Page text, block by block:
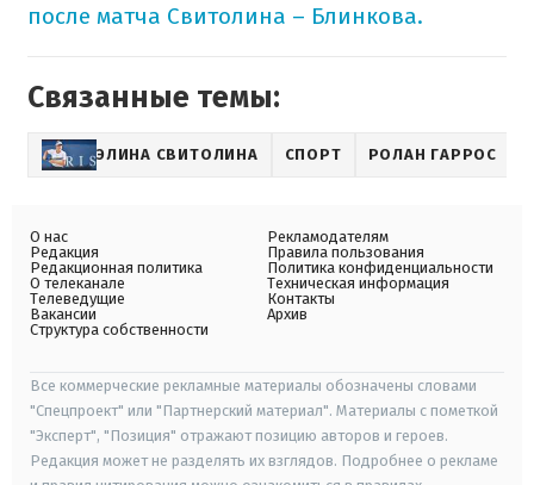
после матча Свитолина – Блинкова.
Связанные темы:
ЭЛИНА СВИТОЛИНА СПОРТ РОЛАН ГАРРОС
О нас
Редакция
Редакционная политика
О телеканале
Телеведущие
Вакансии
Структура собственности
Рекламодателям
Правила пользования
Политика конфиденциальности
Техническая информация
Контакты
Архив
Все коммерческие рекламные материалы обозначены словами
"Спецпроект" или "Партнерский материал". Материалы с пометкой
"Эксперт", "Позиция" отражают позицию авторов и героев.
Редакция может не разделять их взглядов. Подробнее о рекламе